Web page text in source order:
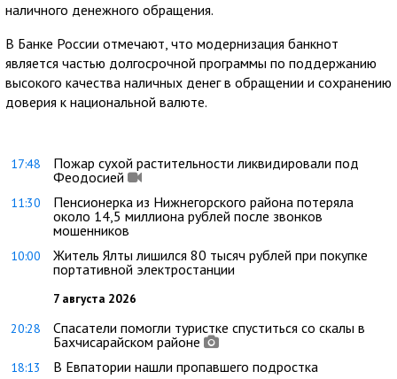
наличного денежного обращения.
В Банке России отмечают, что модернизация банкнот
является частью долгосрочной программы по поддержанию
высокого качества наличных денег в обращении и сохранению
доверия к национальной валюте.
17:48
Пожар сухой растительности ликвидировали под
Феодосией
11:30
Пенсионерка из Нижнегорского района потеряла
около 14,5 миллиона рублей после звонков
мошенников
10:00
Житель Ялты лишился 80 тысяч рублей при покупке
портативной электростанции
7 августа 2026
20:28
Спасатели помогли туристке спуститься со скалы в
Бахчисарайском районе
18:13 В Евпатории нашли пропавшего подростка